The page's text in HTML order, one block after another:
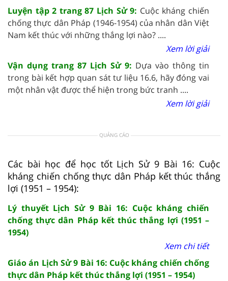
Luyện tập 2 trang 87 Lịch Sử 9: Cuộc kháng chiến
chống thực dân Pháp (1946-1954) của nhân dân Việt
Nam kết thúc với những thắng lợi nào? ....
Xem lời giải
Vận dụng trang 87 Lịch Sử 9: Dựa vào thông tin
trong bài kết hợp quan sát tư liệu 16.6, hãy đóng vai
một nhân vật được thể hiện trong bức tranh ....
Xem lời giải
QUẢNG CÁO
Các bài học để học tốt Lịch Sử 9 Bài 16: Cuộc
kháng chiến chống thực dân Pháp kết thúc thắng
lợi (1951 – 1954):
Lý thuyết Lịch Sử 9 Bài 16: Cuộc kháng chiến
chống thực dân Pháp kết thúc thắng lợi (1951 –
1954)
Xem chi tiết
Giáo án Lịch Sử 9 Bài 16: Cuộc kháng chiến chống
thực dân Pháp kết thúc thắng lợi (1951 – 1954)